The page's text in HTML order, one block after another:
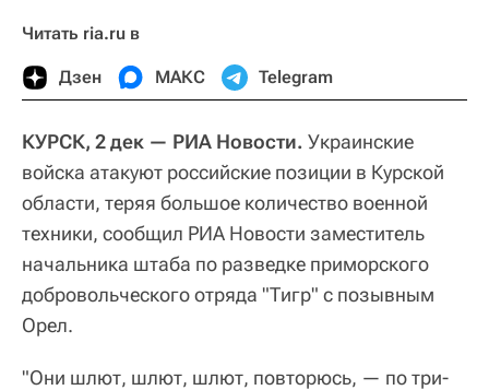
Читать ria.ru в
Дзен МАКС Telegram
КУРСК, 2 дек — РИА Новости. Украинские
войска атакуют российские позиции в Курской
области, теряя большое количество военной
техники, сообщил РИА Новости заместитель
начальника штаба по разведке приморского
добровольческого отряда "Тигр" с позывным
Орел.
"Они шлют, шлют, шлют, повторюсь, — по три-